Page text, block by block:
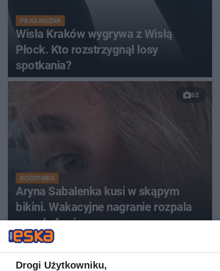
PIŁKA NOŻNA
Wisła Kraków wygrywa z Wisłą
Płock. Kto rozstrzygnął losy
spotkania?
62
ROZRYWKA
Aryna Sabalenka kusi w skąpym
bikini. Wakacyjne nagranie rozpala
zmysły fanów
Drogi Użytkowniku,